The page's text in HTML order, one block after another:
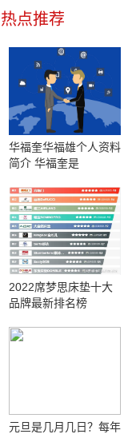
热点推荐
华福奎华福雄个人资料
简介 华福奎是
2022席梦思床垫十大
品牌最新排名榜
元旦是几月几日？每年